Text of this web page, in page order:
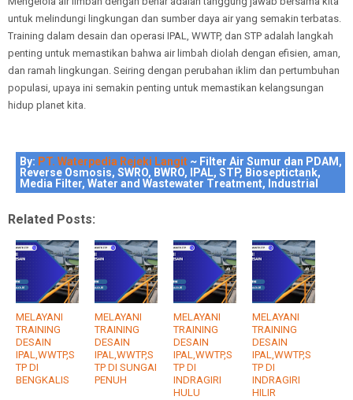
untuk melindungi lingkungan dan sumber daya air yang semakin terbatas.
Training dalam desain dan operasi IPAL, WWTP, dan STP adalah langkah
penting untuk memastikan bahwa air limbah diolah dengan efisien, aman,
dan ramah lingkungan. Seiring dengan perubahan iklim dan pertumbuhan
populasi, upaya ini semakin penting untuk memastikan kelangsungan
hidup planet kita.
By: PT. Waterpedia Rejeki Langit ~ Filter Air Sumur dan PDAM,
Reverse Osmosis, SWRO, BWRO, IPAL, STP, Bioseptictank,
Media Filter, Water and Wastewater Treatment, Industrial
Related Posts:
MELAYANI
TRAINING
DESAIN
IPAL,WWTP,S
TP DI
BENGKALIS
MELAYANI
TRAINING
DESAIN
IPAL,WWTP,S
TP DI SUNGAI
PENUH
MELAYANI
TRAINING
DESAIN
IPAL,WWTP,S
TP DI
INDRAGIRI
HULU
MELAYANI
TRAINING
DESAIN
IPAL,WWTP,S
TP DI
INDRAGIRI
HILIR